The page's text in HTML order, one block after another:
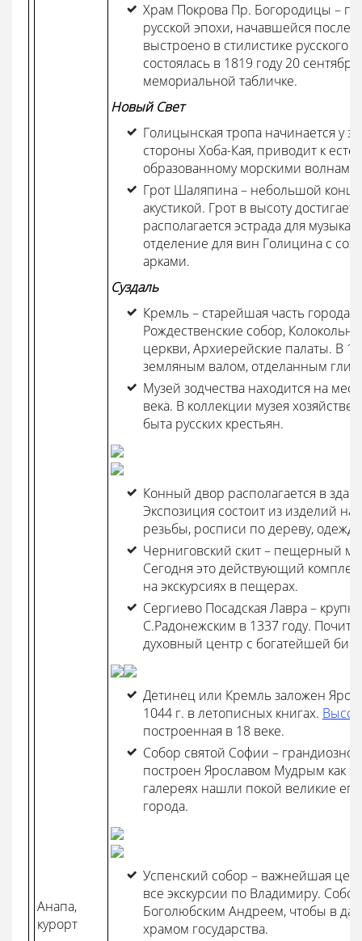
Анапа,
курорт
Храм Покрова Пр. Богородицы –
русской эпохи, начавшейся
выстроено в стилистике русского
состоялась в 1819 году 20
мемориальной табличке.
Новый Свет
Голицынская тропа начинается у
стороны Хоба-Кая, приводит к
образованному морскими волнами
Грот Шаляпина – небольшой
акустикой. Грот в высоту
располагается эстрада для
отделение для вин Голицина с
арками.
Суздаль
Кремль – старейшая часть города.
Рождественские собор,
церкви, Архиерейские палаты. В
земляным валом, отделанным
Музей зодчества находится на
века. В коллекции музея
быта русских крестьян.
Конный двор располагается в
Экспозиция состоит из изделий
резьбы, росписи по дереву,
Черниговский скит – пещерный
Сегодня это действующий
на экскурсиях в пещерах.
Сергиево Посадская Лавра –
С.Радонежским в 1337 году.
духовный центр с богатейшей
Детинец или Кремль заложен
1044 г. в летописных книгах.
построенная в 18 веке.
Собор святой Софии –
построен Ярославом Мудрым как
галереях нашли покой великие
города.
Успенский собор – важнейшая
все экскурсии по Владимиру.
Боголюбским Андреем, чтобы в
храмом государства.